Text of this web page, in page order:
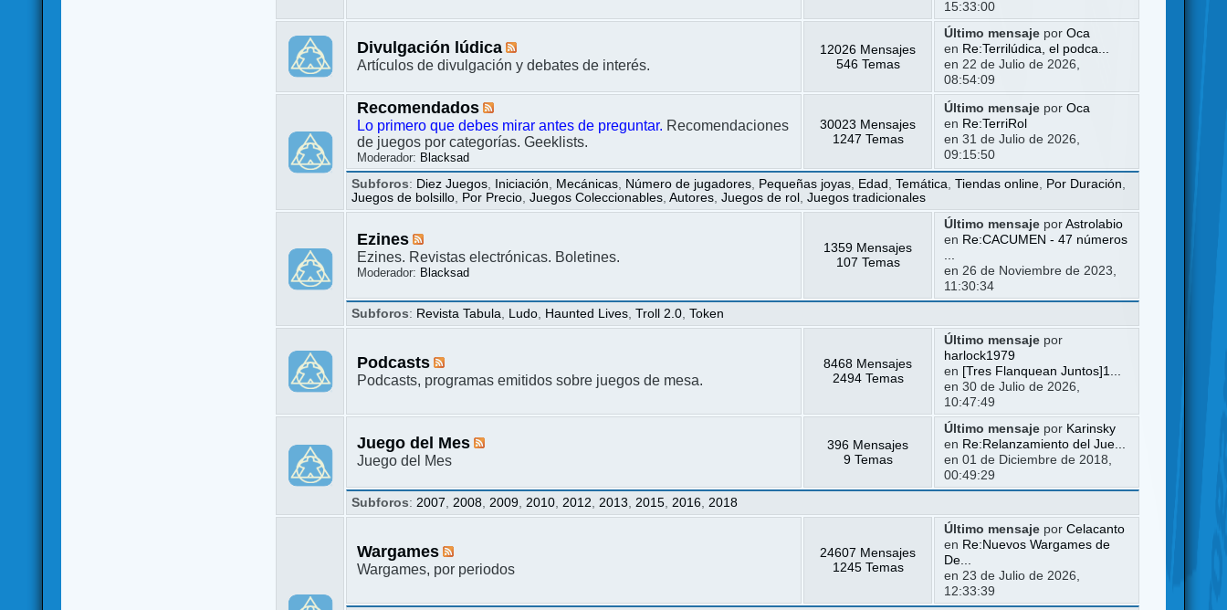
15:33:00
Divulgación lúdica
Artículos de divulgación y debates de interés.
12026 Mensajes
546 Temas
Último mensajepor Oca
en Re:Terrilúdica, el podca...
en 22 de Julio de 2026,
08:54:09
Recomendados
Lo primero que debes mirar antes de preguntar. Recomendaciones
de juegos por categorías. Geeklists.
Moderador: Blacksad
30023 Mensajes
1247 Temas
Último mensajepor Oca
en Re:TerriRol
en 31 de Julio de 2026,
09:15:50
Subforos: Diez Juegos Iniciación Mecánicas Número de jugadores Pequeñas joyas Edad ,Temática ,Tiendas online Por Duración
Juegos de bolsillo
Por Precio ,Juegos Coleccionables ,Autores ,Juegos de rol ,Juegos tradicionales
Ezines
Ezines. Revistas electrónicas. Boletines.
Moderador: Blacksad
1359 Mensajes
107 Temas
Último mensajepor Astrolabio
en Re:CACUMEN - 47 números
en 26 de Noviembre de 2023,
11:30:34
Subforos: Revista Tabula Ludo Haunted Lives ,Troll 2.0 ,Token
Podcasts
Podcasts, programas emitidos sobre juegos de mesa.
8468 Mensajes
2494 Temas
Último mensajepor
harlock1979
en [Tres Flanquean Juntos]1...
en 30 de Julio de 2026,
10:47:49
Juego del Mes
Juego del Mes
396 Mensajes
9 Temas
Último mensajepor Karinsky
en Re:Relanzamiento del Jue...
en 01 de Diciembre de 2018,
00:49:29
Subforos: 2007 2008 2009 2010 2012 2013 2015 2016 2018
Wargames
Wargames, por periodos
24607 Mensajes
1245 Temas
Último mensajepor Celacanto
en Re:Nuevos Wargames de
De...
en 23 de Julio de 2026,
12:33:39